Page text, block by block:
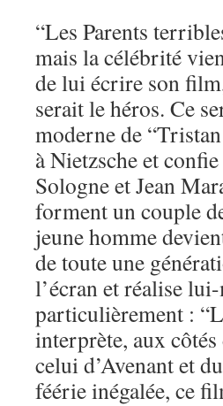
“Les Parents
mais la célébrité
de lui écrire son
serait le héros. Ce
moderne de
à Nietzsche et
Sologne et Jean
forment un couple
jeune homme
de toute une
l’écran et réalise
particulièrement :
interprète, aux
celui d’Avenant et
féérie inégalée, ce